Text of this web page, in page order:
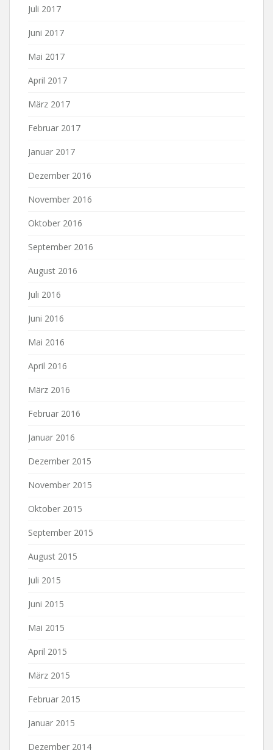
Juli 2017
Juni 2017
Mai 2017
April 2017
März 2017
Februar 2017
Januar 2017
Dezember 2016
November 2016
Oktober 2016
September 2016
August 2016
Juli 2016
Juni 2016
Mai 2016
April 2016
März 2016
Februar 2016
Januar 2016
Dezember 2015
November 2015
Oktober 2015
September 2015
August 2015
Juli 2015
Juni 2015
Mai 2015
April 2015
März 2015
Februar 2015
Januar 2015
Dezember 2014